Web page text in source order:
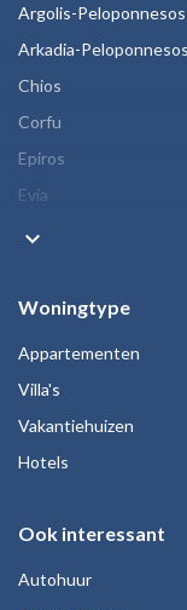
Argolis-Peloponnesos
Arkadia-Peloponnesos
Chios
Corfu
Epiros
Evia
keyboard_arrow_down
Woningtype
Appartementen
Villa's
Vakantiehuizen
Hotels
Ook interessant
Autohuur